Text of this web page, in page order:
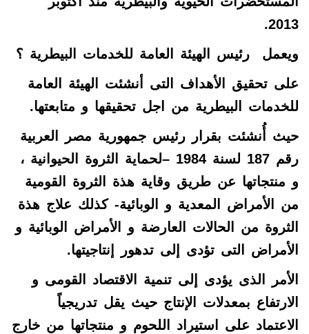
2013
.
ويعمل رئيس الهيئة العامة للخدمات البيطرية ؟
على تحقيق الأهداف التى أنشئت الهيئة العامة
للخدمات البيطرية من اجل تحقيقها و متابعتها.
حيث أُنشئت بقرار رئيس جمهورية مصر العربية
رقم 187 لسنة 1984 –لحماية الثروة الحيوانية ،
و منتجاتها عن طريق وقاية هذة الثروة القومية
من الأمراض المعدية و الوبائية- كذلك علاج هذة
الثروة من الحالات العارضة و الأمراض الوبائية و
الأمراض التى تؤدى إلى تدهور إنتاجيتها.
الأمر الذى يؤدى إلى تنمية الاقتصاد القومى و
الارتفاع بمعدلات الإنتاج حيث يقل تدريجياً
الاعتماد على استيراد اللحوم و منتجاتها من خارج